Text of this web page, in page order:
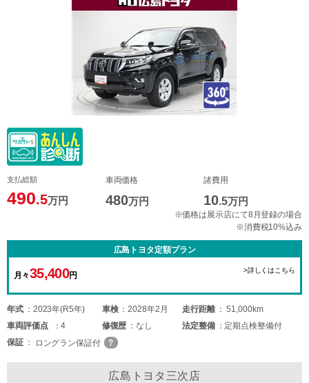
支払総額
490.5万円
車両価格
480万円
諸費用
10.5万円
※価格は展示店にて8月登録の場合
※消費税10%込み
広島トヨタ定額プラン
月々35,400円
>詳しくはこちら
年式 2023年(R5年) 車検 2028年2月 走行距離
51,000km
車両評価点 4 修復歴 なし 法定整備
定期点検整備付
保証
ロングラン保証付
広島トヨタ三次店